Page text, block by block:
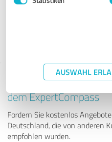
AUSWAHL
Tipp: Die passenden
dem ExpertCompass
Fordern Sie kostenlos
Deutschland, die von anderen
empfohlen wurden.